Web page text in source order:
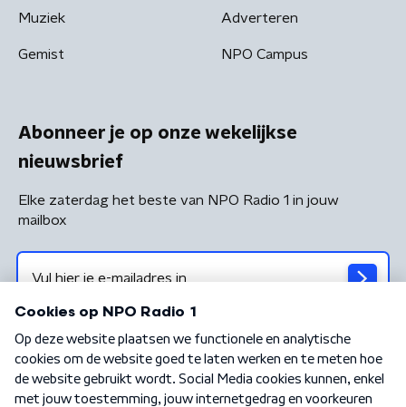
Muziek
Gemist
Adverteren
NPO Campus
Abonneer je op onze wekelijkse
nieuwsbrief
Elke zaterdag het beste van NPO Radio 1 in jouw
mailbox
Algemene voorwaarden